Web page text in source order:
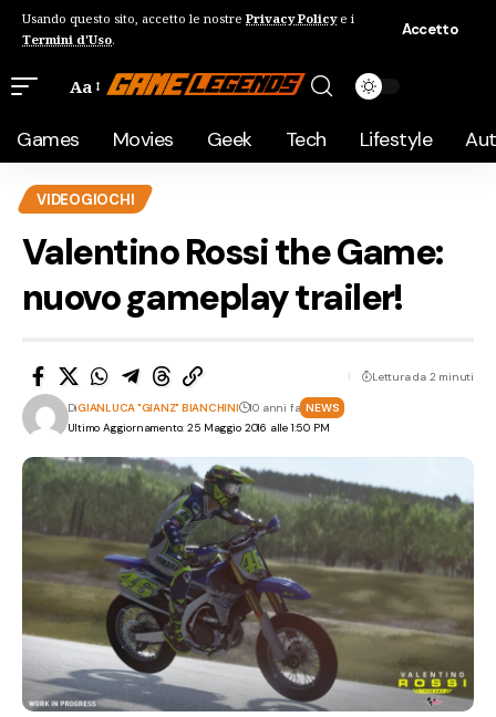
Usando questo sito, accetto le nostre Privacy Policye i
Termini d'Uso.
Accetto
Aa
Games Movies Geek Tech Lifestyle
VIDEOGIOCHI
Valentino Rossi the Game:
nuovo gameplay trailer!
Ultimo Aggiornamento: 25 Maggio 2016 alle 1:50 PM
DiGIANLUCA "GIANZ" BIANCHINI 10 anni fa NEWS
Lettura da 2 minuti